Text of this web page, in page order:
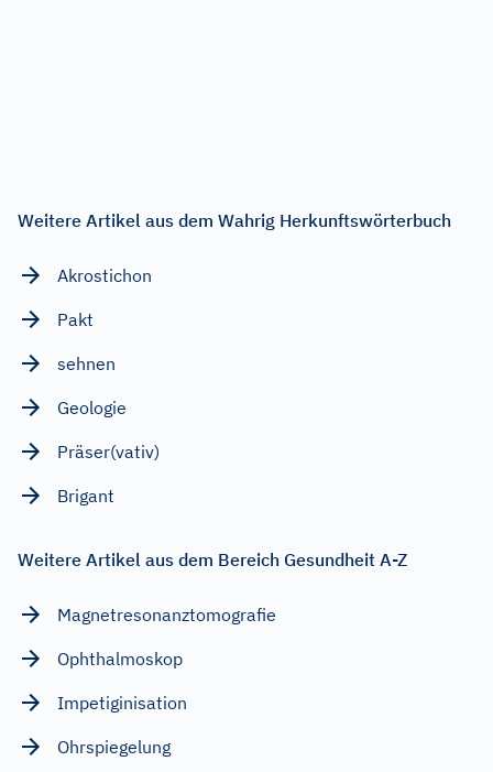
Weitere Artikel aus dem Wahrig Herkunftswörterbuch
Akrostichon
Pakt
sehnen
Geologie
Präser(vativ)
Brigant
Weitere Artikel aus dem Bereich Gesundheit A-Z
Magnetresonanztomografie
Ophthalmoskop
Impetiginisation
Ohrspiegelung